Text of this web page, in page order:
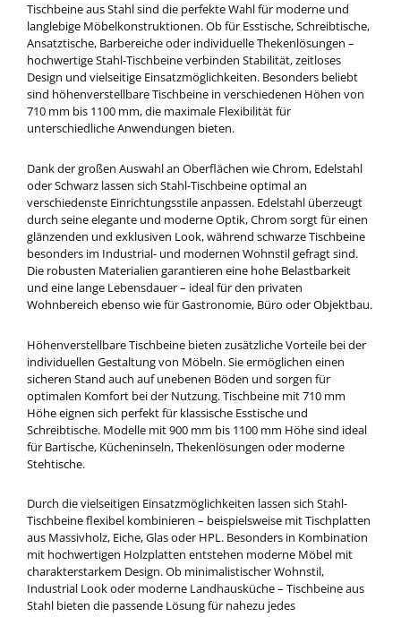
Tischbeine aus Stahl sind die perfekte Wahl für moderne und
langlebige Möbelkonstruktionen. Ob für Esstische, Schreibtische,
Ansatztische, Barbereiche oder individuelle Thekenlösungen –
hochwertige Stahl-Tischbeine verbinden Stabilität, zeitloses
Design und vielseitige Einsatzmöglichkeiten. Besonders beliebt
sind höhenverstellbare Tischbeine in verschiedenen Höhen von
710 mm bis 1100 mm, die maximale Flexibilität für
unterschiedliche Anwendungen bieten.
Dank der großen Auswahl an Oberflächen wie Chrom, Edelstahl
oder Schwarz lassen sich Stahl-Tischbeine optimal an
verschiedenste Einrichtungsstile anpassen. Edelstahl überzeugt
durch seine elegante und moderne Optik, Chrom sorgt für einen
glänzenden und exklusiven Look, während schwarze Tischbeine
besonders im Industrial- und modernen Wohnstil gefragt sind.
Die robusten Materialien garantieren eine hohe Belastbarkeit
und eine lange Lebensdauer – ideal für den privaten
Wohnbereich ebenso wie für Gastronomie, Büro oder Objektbau.
Höhenverstellbare Tischbeine bieten zusätzliche Vorteile bei der
individuellen Gestaltung von Möbeln. Sie ermöglichen einen
sicheren Stand auch auf unebenen Böden und sorgen für
optimalen Komfort bei der Nutzung. Tischbeine mit 710 mm
Höhe eignen sich perfekt für klassische Esstische und
Schreibtische. Modelle mit 900 mm bis 1100 mm Höhe sind ideal
für Bartische, Kücheninseln, Thekenlösungen oder moderne
Stehtische.
Durch die vielseitigen Einsatzmöglichkeiten lassen sich Stahl-
Tischbeine flexibel kombinieren – beispielsweise mit Tischplatten
aus Massivholz, Eiche, Glas oder HPL. Besonders in Kombination
mit hochwertigen Holzplatten entstehen moderne Möbel mit
charakterstarkem Design. Ob minimalistischer Wohnstil,
Industrial Look oder moderne Landhausküche – Tischbeine aus
Stahl bieten die passende Lösung für nahezu jedes